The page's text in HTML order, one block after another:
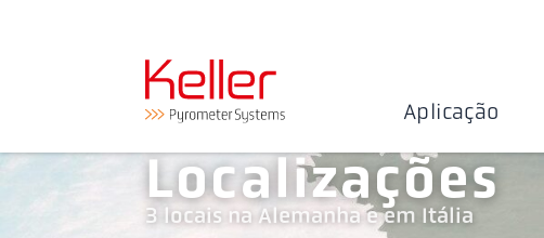
Aplicação
Localizações
3 locais na Alemanha e em Itália